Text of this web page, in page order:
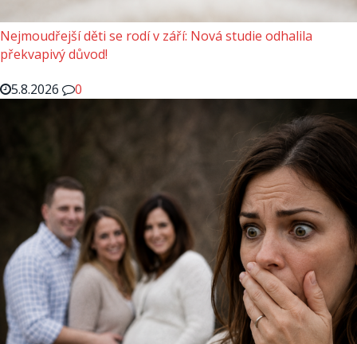
Nejmoudřejší děti se rodí v září: Nová studie odhalila
překvapivý důvod!
5.8.2026
0